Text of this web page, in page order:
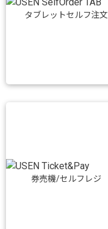
タブレットセルフ注文
券売機/セルフレジ